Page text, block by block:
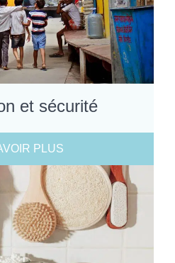
et sécurité
PLUS